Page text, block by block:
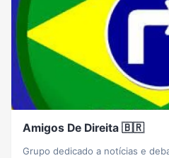
Amigos De Direita 🇧🇷
Grupo dedicado a notícias e